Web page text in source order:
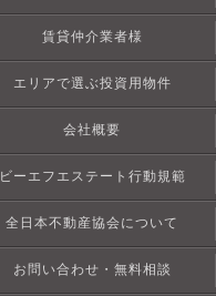
賃貸仲介業者様
エリアで選ぶ投資用物件
会社概要
ビーエフエステート行動規範
全日本不動産協会について
お問い合わせ・無料相談